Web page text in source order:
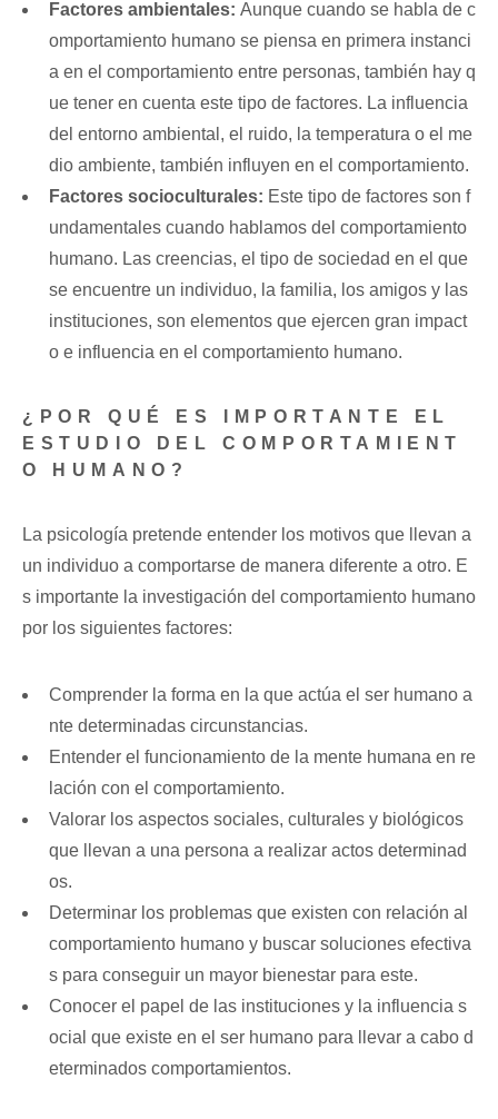
Factores ambientales: Aunque cuando se habla de c
omportamiento humano se piensa en primera instanci
a en el comportamiento entre personas, también hay q
ue tener en cuenta este tipo de factores. La influencia
del entorno ambiental, el ruido, la temperatura o el me
dio ambiente, también influyen en el comportamiento.
Factores socioculturales: Este tipo de factores son f
undamentales cuando hablamos del comportamiento
humano. Las creencias, el tipo de sociedad en el que
se encuentre un individuo, la familia, los amigos y las
instituciones, son elementos que ejercen gran impact
o e influencia en el comportamiento humano.
¿POR QUÉ ES IMPORTANTE EL
ESTUDIO DEL COMPORTAMIENT
O HUMANO?
La psicología pretende entender los motivos que llevan a
un individuo a comportarse de manera diferente a otro. E
s importante la investigación del comportamiento humano
por los siguientes factores:
Comprender la forma en la que actúa el ser humano a
nte determinadas circunstancias.
Entender el funcionamiento de la mente humana en re
lación con el comportamiento.
Valorar los aspectos sociales, culturales y biológicos
que llevan a una persona a realizar actos determinad
os.
Determinar los problemas que existen con relación al
comportamiento humano y buscar soluciones efectiva
s para conseguir un mayor bienestar para este.
Conocer el papel de las instituciones y la influencia s
ocial que existe en el ser humano para llevar a cabo d
eterminados comportamientos.